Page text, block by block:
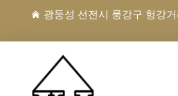
광둥성 선전시 룽강구 헝강